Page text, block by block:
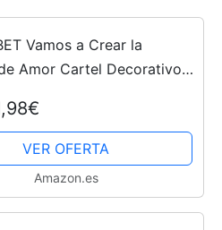
Vamos a Crear la
Amor Cartel Decorativo
de Interiores 15 x 30 cm
VER OFERTA
Amazon.es